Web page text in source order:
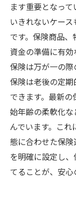
ます重要となっ
いきれないケー
です。保険商品
資金の準備に有
保険は万が一の
保険は老後の定
できます。最新
始年齢の柔軟化
んでいます。こ
態に合わせた保
を明確に設定し
てることが、安心